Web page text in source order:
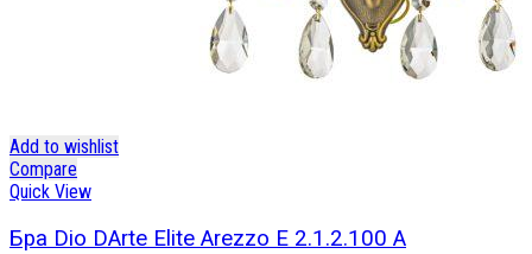
Add to wishlist
Compare
Quick View
Бра Dio DArte Elite Arezzo E 2.1.2.100 A